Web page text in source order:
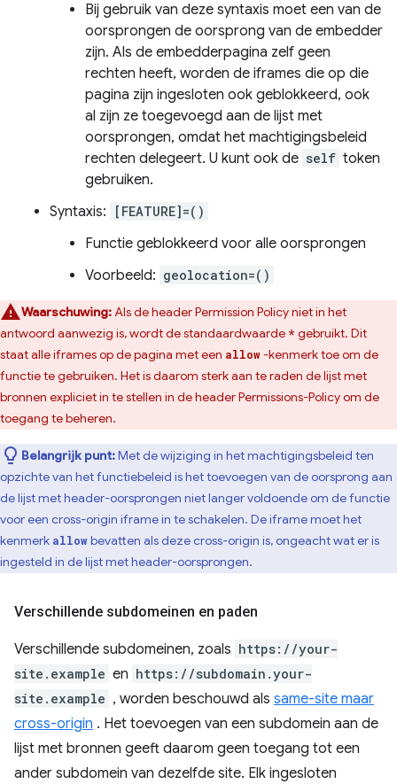
Bij gebruik van deze syntaxis moet een van de
oorsprongen de oorsprong van de embedder
zijn. Als de embedderpagina zelf geen
rechten heeft, worden de iframes die op die
pagina zijn ingesloten ook geblokkeerd, ook
al zijn ze toegevoegd aan de lijst met
oorsprongen, omdat het machtigingsbeleid
rechten delegeert. U kunt ook de self token
gebruiken.
Syntaxis:
[FEATURE]=()
Functie geblokkeerd voor alle oorsprongen
Voorbeeld: geolocation=()
Waarschuwing:Als de header Permission Policy niet in het
antwoord aanwezig is, wordt de standaardwaarde * gebruikt. Dit
staat alle iframes op de pagina met een allow-kenmerk toe om de
functie te gebruiken. Het is daarom sterk aan te raden de lijst met
bronnen expliciet in te stellen in de header Permissions-Policy om de
toegang te beheren.
Belangrijk punt:Met de wijziging in het machtigingsbeleid ten
opzichte van het functiebeleid is het toevoegen van de oorsprong aan
de lijst met header-oorsprongen niet langer voldoende om de functie
voor een cross-origin iframe in te schakelen. De iframe moet het
kenmerk allowbevatten als deze cross-origin is, ongeacht wat er is
ingesteld in de lijst met header-oorsprongen.
Verschillende subdomeinen en paden
Verschillende subdomeinen, zoals https://your-
site.example en https://subdomain.your-
site.example , worden beschouwd als same-site maar
cross-origin . Het toevoegen van een subdomein aan de
lijst met bronnen geeft daarom geen toegang tot een
ander subdomein van dezelfde site. Elk ingesloten